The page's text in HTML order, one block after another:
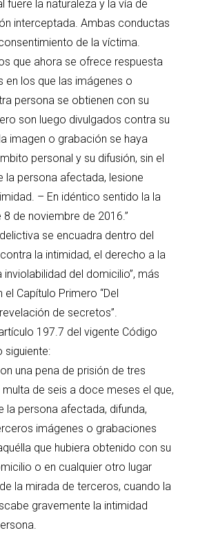
fuere la naturaleza y la vía de
interceptada. Ambas conductas
de la víctima.
que ahora se ofrece respuesta
en los que las imágenes o
persona se obtienen con su
son luego divulgados contra su
imagen o grabación se haya
personal y su difusión, sin el
la persona afectada, lesione
– En idéntico sentido la la
de noviembre de 2016.”
se encuadra dentro del
contra la intimidad, el derecho a la
del domicilio”, más
Capítulo Primero “Del
de secretos”.
197.7 del vigente Código
siguiente:
una pena de prisión de tres
de seis a doce meses el que,
la persona afectada, difunda,
imágenes o grabaciones
que hubiera obtenido con su
o en cualquier otro lugar
la mirada de terceros, cuando la
gravemente la intimidad